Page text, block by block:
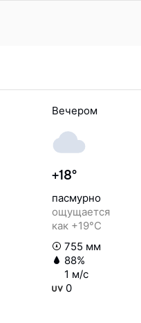
Вечером
+18°
пасмурно
ощущается
как +19°C
755 мм
88%
1 м/с
0